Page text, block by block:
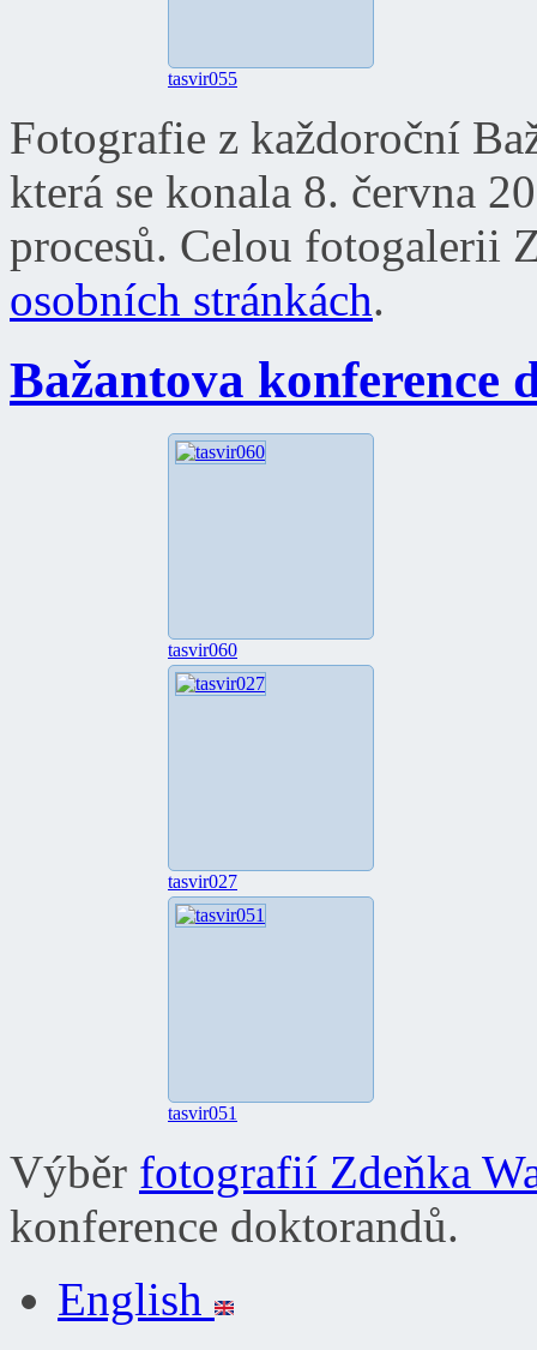
tasvir055
Fotografie z každoroční
která se konala 8. června
procesů. Celou fotogalerii
osobních stránkách.
Bažantova konference
tasvir060
tasvir027
tasvir051
Výběr fotografií Zdeňka
konference doktorandů.
English